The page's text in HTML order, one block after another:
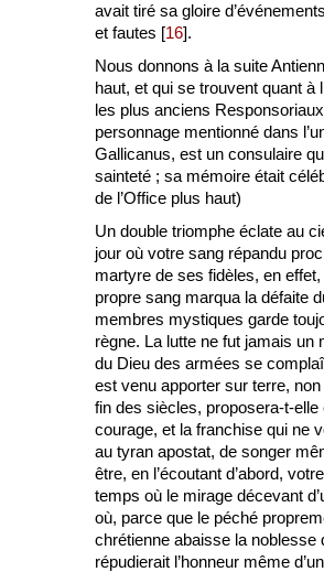
avait tiré sa gloire
et fautes [16].
Nous donnons à la suite
haut, et qui se trouvent quant à
les plus anciens
personnage mentionné dans
Gallicanus, est un consulaire
sainteté ; sa mémoire était
de l’Office plus haut)
Un double triomphe éclate au
jour où votre sang répandu
martyre de ses fidèles, en
propre sang marqua la défaite
membres mystiques garde
règne. La lutte ne fut jamais un
du Dieu des armées se
est venu apporter sur terre,
fin des siècles, proposera-t-
courage, et la franchise qui ne
au tyran apostat, de songer
être, en l’écoutant d’abord,
temps où le mirage décevant
où, parce que le péché
chrétienne abaisse la
répudierait l’honneur même